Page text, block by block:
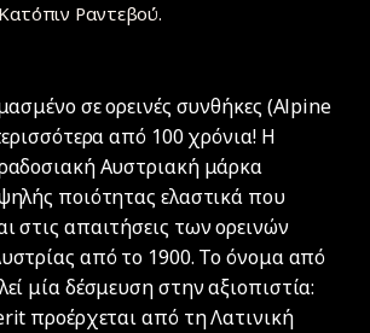
Ραντεβού.
σε ορεινές συνθήκες (Alpine
από 100 χρόνια! Η
Αυστριακή μάρκα
ποιότητας ελαστικά που
στις απαιτήσεις των ορεινών
από το 1900. Το όνομα από
μία δέσμευση στην αξιοπιστία:
προέρχεται από τη Λατινική